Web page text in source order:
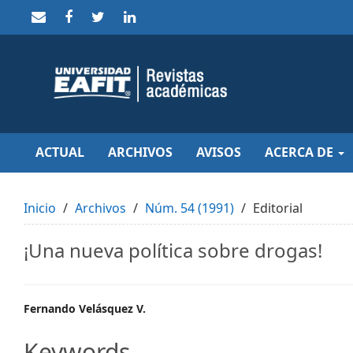
to
Main
Navigation
Content
Sidebar
ACTUAL ARCHIVOS AVISOS ACERCA DE
Inicio Archivos Núm. 54 (1991) Editorial
¡Una nueva política sobre drogas!
Main
Article
Fernando Velásquez V.